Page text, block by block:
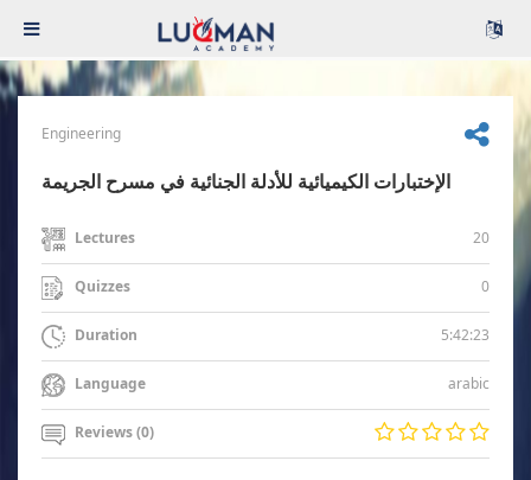
Engineering
الإختبارات الكيميائية للأدلة الجنائية في مسرح الجريمة
Lectures 20
Quizzes 0
Duration 5:42:23
Language arabic
Reviews (0)